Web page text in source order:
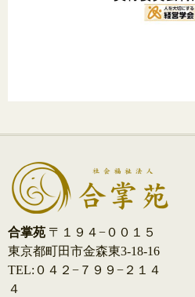
合掌苑 〒１９４−００１５
東京都町田市金森東3-18-16
TEL:０４２−７９９−２１４
４